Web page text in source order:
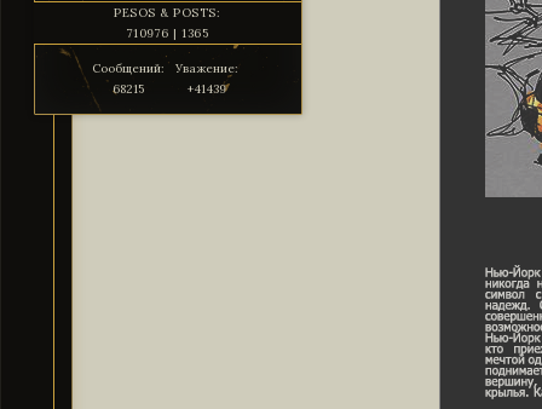
PESOS & POSTS:
710976 | 1365
Сообщений:
68215
Уважение:
+41439